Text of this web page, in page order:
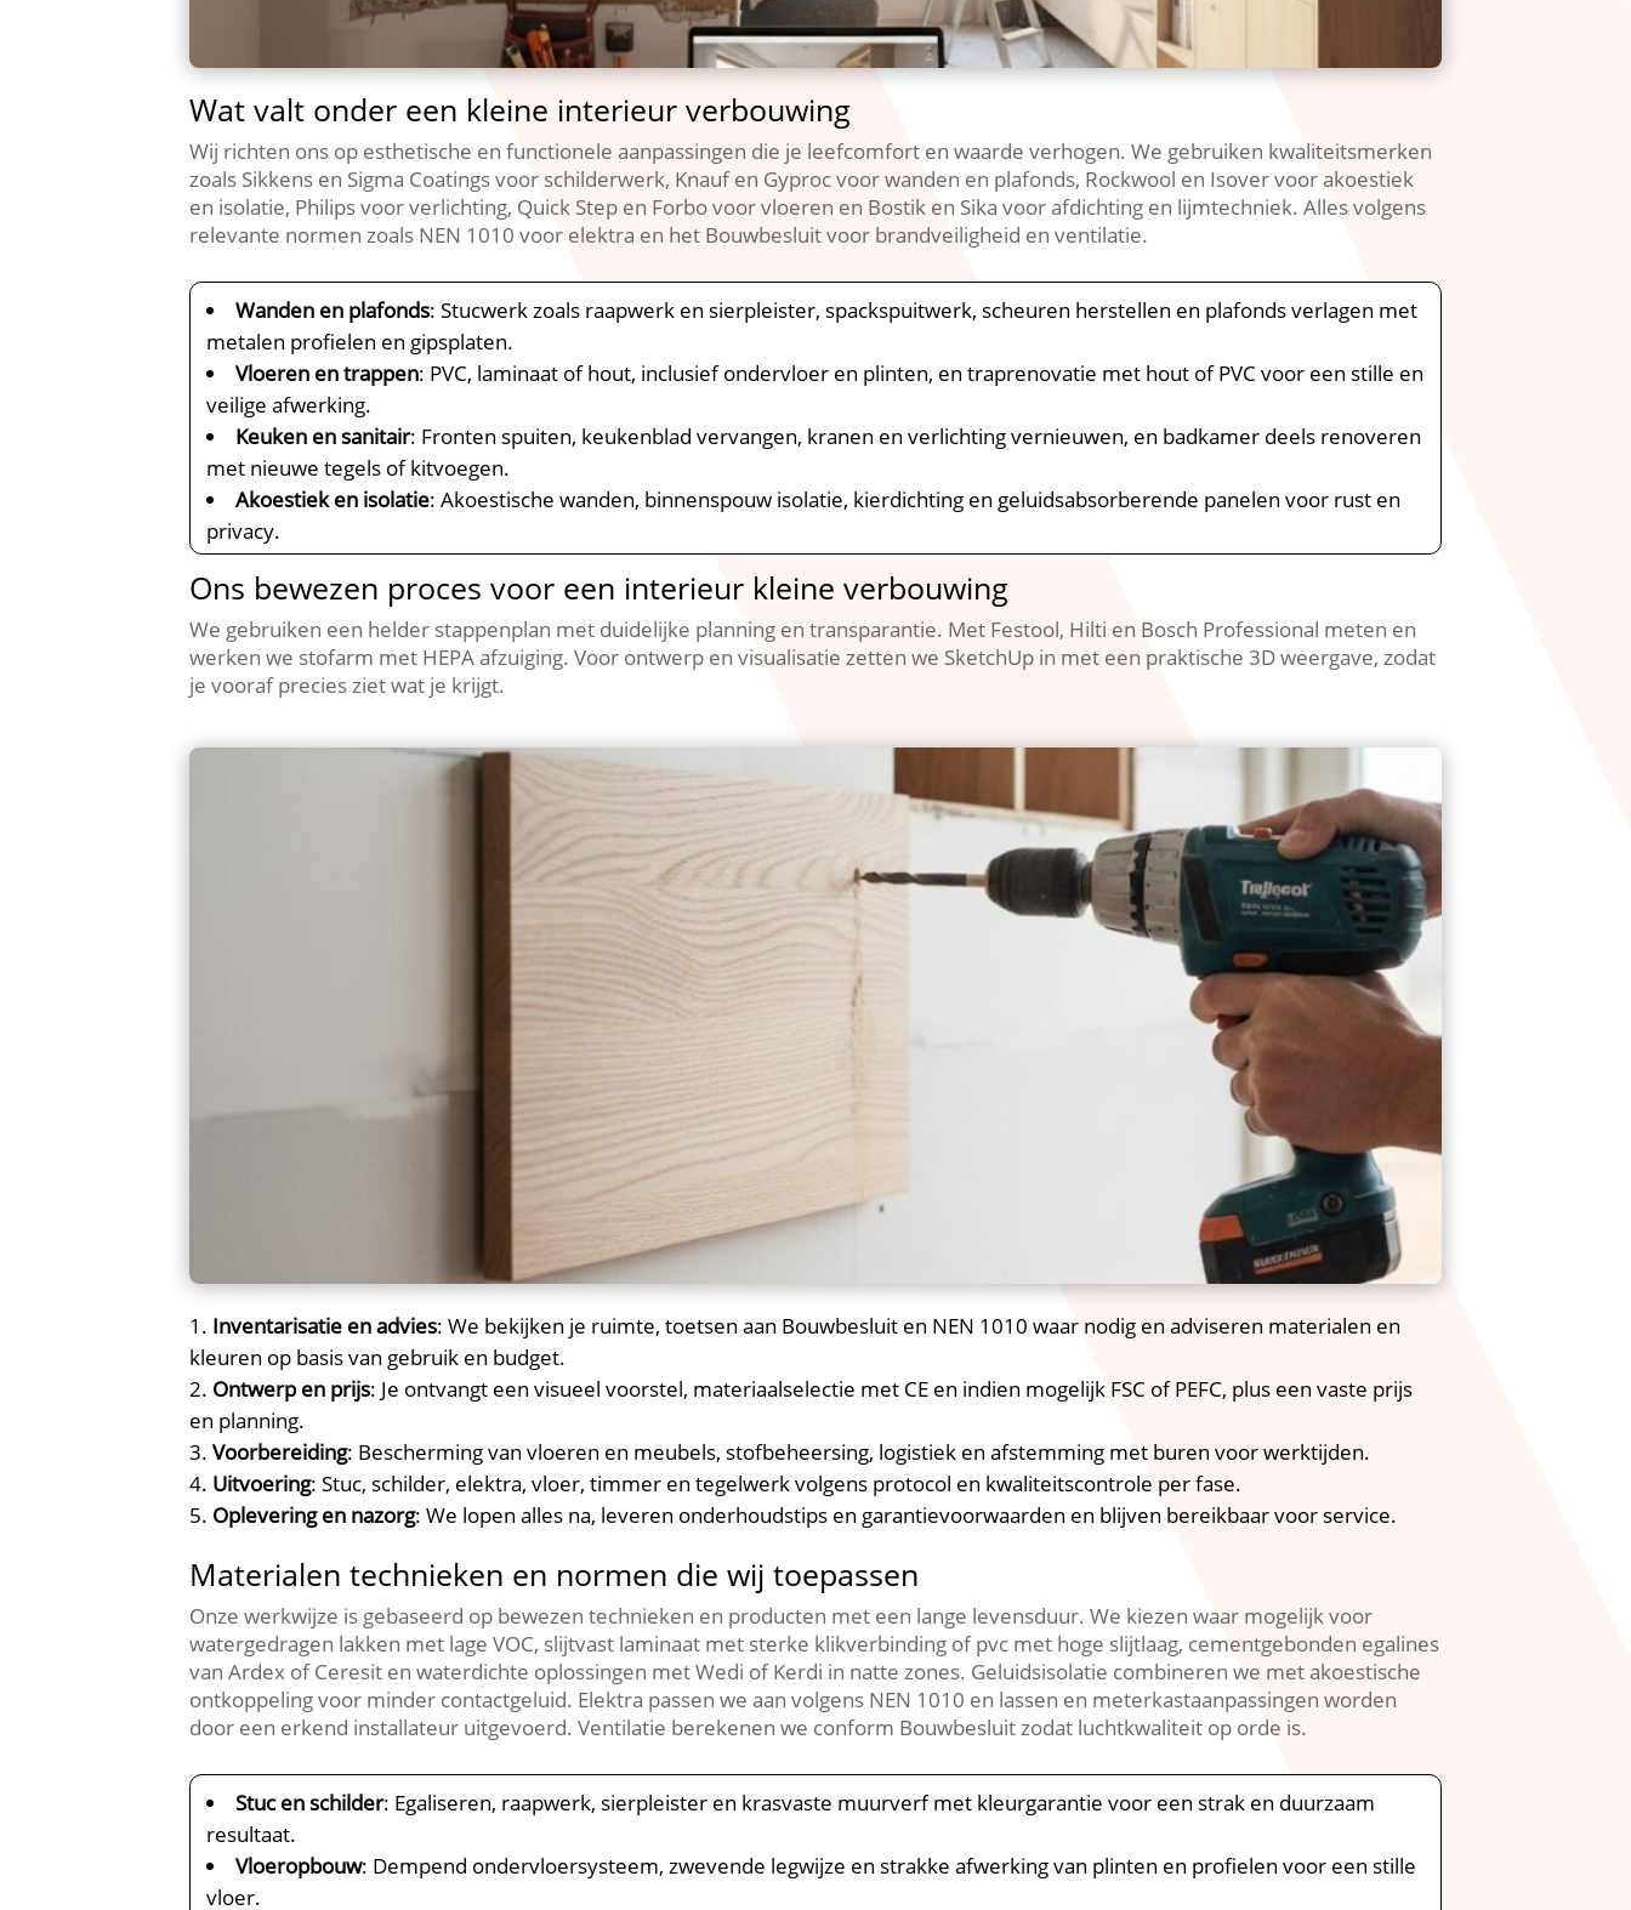
Wat valt onder een kleine interieur verbouwing
Wij richten ons op esthetische en functionele aanpassingen die je leefcomfort en waarde verhogen.​ We gebruiken kwaliteitsmerken
zoals Sikkens en Sigma Coatings voor schilderwerk, Knauf en Gyproc voor wanden en plafonds, Rockwool en Isover voor akoestiek
en isolatie, Philips voor verlichting, Quick Step en Forbo voor vloeren en Bostik en Sika voor afdichting en lijmtechniek.​ Alles volgens
relevante normen zoals NEN 1010 voor elektra en het Bouwbesluit voor brandveiligheid en ventilatie.​
Wanden en plafonds: Stucwerk zoals raapwerk en sierpleister, spackspuitwerk, scheuren herstellen en plafonds verlagen met
metalen profielen en gipsplaten.​
Vloeren en trappen: PVC, laminaat of hout, inclusief ondervloer en plinten, en traprenovatie met hout of PVC voor een stille en
veilige afwerking.​
Keuken en sanitair: Fronten spuiten, keukenblad vervangen, kranen en verlichting vernieuwen, en badkamer deels renoveren
met nieuwe tegels of kitvoegen.​
Akoestiek en isolatie: Akoestische wanden, binnenspouw isolatie, kierdichting en geluidsabsorberende panelen voor rust en
privacy.​
Ons bewezen proces voor een interieur kleine verbouwing
We gebruiken een helder stappenplan met duidelijke planning en transparantie.​ Met Festool, Hilti en Bosch Professional meten en
werken we stofarm met HEPA afzuiging.​ Voor ontwerp en visualisatie zetten we SketchUp in met een praktische 3D weergave, zodat
je vooraf precies ziet wat je krijgt.​
Inventarisatie en advies: We bekijken je ruimte, toetsen aan Bouwbesluit en NEN 1010 waar nodig en adviseren materialen en
kleuren op basis van gebruik en budget.​
Ontwerp en prijs: Je ontvangt een visueel voorstel, materiaalselectie met CE en indien mogelijk FSC of PEFC, plus een vaste prijs
en planning.​
Voorbereiding: Bescherming van vloeren en meubels, stofbeheersing, logistiek en afstemming met buren voor werktijden.​
Uitvoering: Stuc, schilder, elektra, vloer, timmer en tegelwerk volgens protocol en kwaliteitscontrole per fase.​
Oplevering en nazorg: We lopen alles na, leveren onderhoudstips en garantievoorwaarden en blijven bereikbaar voor service.​
Materialen technieken en normen die wij toepassen
Onze werkwijze is gebaseerd op bewezen technieken en producten met een lange levensduur.​ We kiezen waar mogelijk voor
watergedragen lakken met lage VOC, slijtvast laminaat met sterke klikverbinding of pvc met hoge slijtlaag, cementgebonden egalines
van Ardex of Ceresit en waterdichte oplossingen met Wedi of Kerdi in natte zones.​ Geluidsisolatie combineren we met akoestische
ontkoppeling voor minder contactgeluid.​ Elektra passen we aan volgens NEN 1010 en lassen en meterkastaanpassingen worden
door een erkend installateur uitgevoerd.​ Ventilatie berekenen we conform Bouwbesluit zodat luchtkwaliteit op orde is.​
Stuc en schilder: Egaliseren, raapwerk, sierpleister en krasvaste muurverf met kleurgarantie voor een strak en duurzaam
resultaat.​
Vloeropbouw: Dempend ondervloersysteem, zwevende legwijze en strakke afwerking van plinten en profielen voor een stille
vloer.​